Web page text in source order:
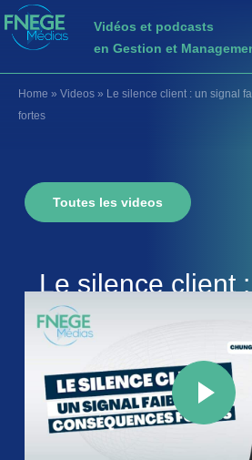
Vidéos et podcasts
en Gestion et
Home » Videos » Le silence client : un signal
fortes
Toutes les videos
Le silence client
faible aux
fortes